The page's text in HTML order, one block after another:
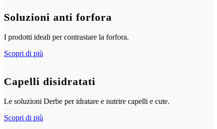
Soluzioni anti forfora
I prodotti ideali per contrastare la forfora.
Scopri di più
Capelli disidratati
Le soluzioni Derbe per idratare e nutrire capelli e cute.
Scopri di più